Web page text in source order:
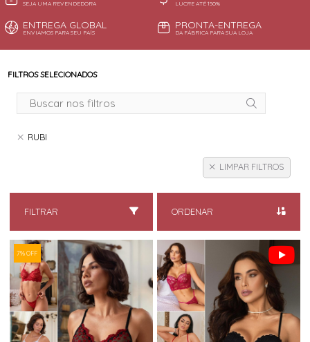
SEJA UMA REVENDEDORA LUCRE ATÉ 150%
ENTREGA GLOBAL
ENVIAMOS PARA SEU PAÍS
PRONTA-ENTREGA
DA FÁBRICA PARA SUA LOJA
FILTROS SELECIONADOS
RUBI
LIMPAR FILTROS
FILTRAR ORDENAR
7% OFF